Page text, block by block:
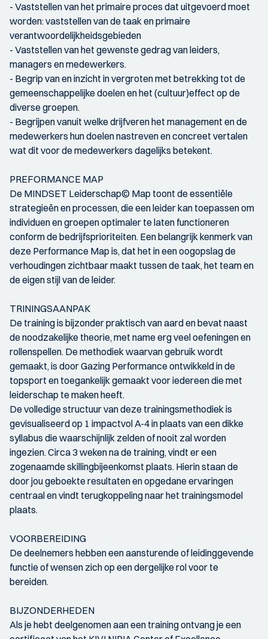
- Vaststellen van het primaire proces dat uitgevoerd moet
worden: vaststellen van de taak en primaire
verantwoordelijkheidsgebieden
- Vaststellen van het gewenste gedrag van leiders,
managers en medewerkers.
- Begrip van en inzicht in vergroten met betrekking tot de
gemeenschappelijke doelen en het (cultuur)effect op de
diverse groepen.
- Begrijpen vanuit welke drijfveren het management en de
medewerkers hun doelen nastreven en concreet vertalen
wat dit voor de medewerkers dagelijks betekent.
PREFORMANCE MAP
De MINDSET Leiderschap© Map toont de essentiële
strategieën en processen, die een leider kan toepassen om
individuen en groepen optimaler te laten functioneren
conform de bedrijfsprioriteiten. Een belangrijk kenmerk van
deze Performance Map is, dat het in een oogopslag de
verhoudingen zichtbaar maakt tussen de taak, het team en
de eigen stijl van de leider.
TRININGSAANPAK
De training is bijzonder praktisch van aard en bevat naast
de noodzakelijke theorie, met name erg veel oefeningen en
rollenspellen. De methodiek waarvan gebruik wordt
gemaakt, is door Gazing Performance ontwikkeld in de
topsport en toegankelijk gemaakt voor iedereen die met
leiderschap te maken heeft.
De volledige structuur van deze trainingsmethodiek is
gevisualiseerd op 1 impactvol A-4 in plaats van een dikke
syllabus die waarschijnlijk zelden of nooit zal worden
ingezien. Circa 3 weken na de training, vindt er een
zogenaamde skillingbijeenkomst plaats. Hierin staan de
door jou geboekte resultaten en opgedane ervaringen
centraal en vindt terugkoppeling naar het trainingsmodel
plaats.
VOORBEREIDING
De deelnemers hebben een aansturende of leidinggevende
functie of wensen zich op een dergelijke rol voor te
bereiden.
BIJZONDERHEDEN
Als je hebt deelgenomen aan een training ontvang je een